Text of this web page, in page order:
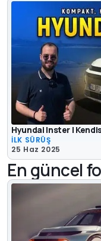
Hyundai Inster |
İLK SÜRÜŞ
25 Haz 2025
En güncel